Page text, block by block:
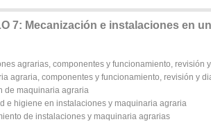
7: Mecanización e instalaciones en
agrarias, componentes y funcionamiento, revisión
agraria, componentes y funcionamiento, revisión y
de maquinaria agraria
e higiene en instalaciones y maquinaria agraria
de instalaciones y maquinaria agrarias